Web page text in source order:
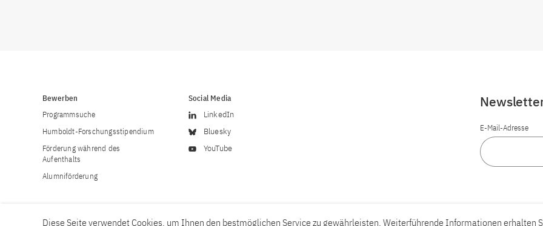
Bewerben
Programmsuche
Humboldt-Forschungsstipendium
Förderung während des
Aufenthalts
Alumniförderung
Social Media
LinkedIn
Bluesky
YouTube
E-Mail-Adresse
Diese Seite verwendet Cookies, um Ihnen den bestmöglichen Service zu gewährleisten. Weiterführende Informationen erhalten